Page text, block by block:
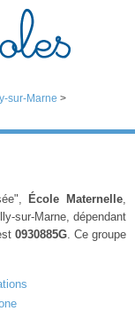
sur-Marne >
École Maternelle,
sur-Marne, dépendant
0930885G. Ce groupe